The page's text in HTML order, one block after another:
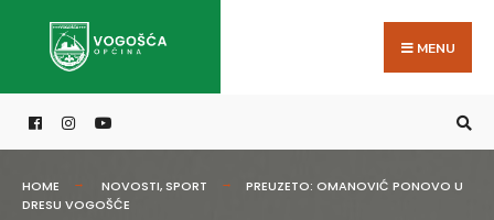
MENU
HOME NOVOSTI, SPORT
PREUZETO: OMANOVIĆ PONOVO U
DRESU VOGOŠĆE
for: